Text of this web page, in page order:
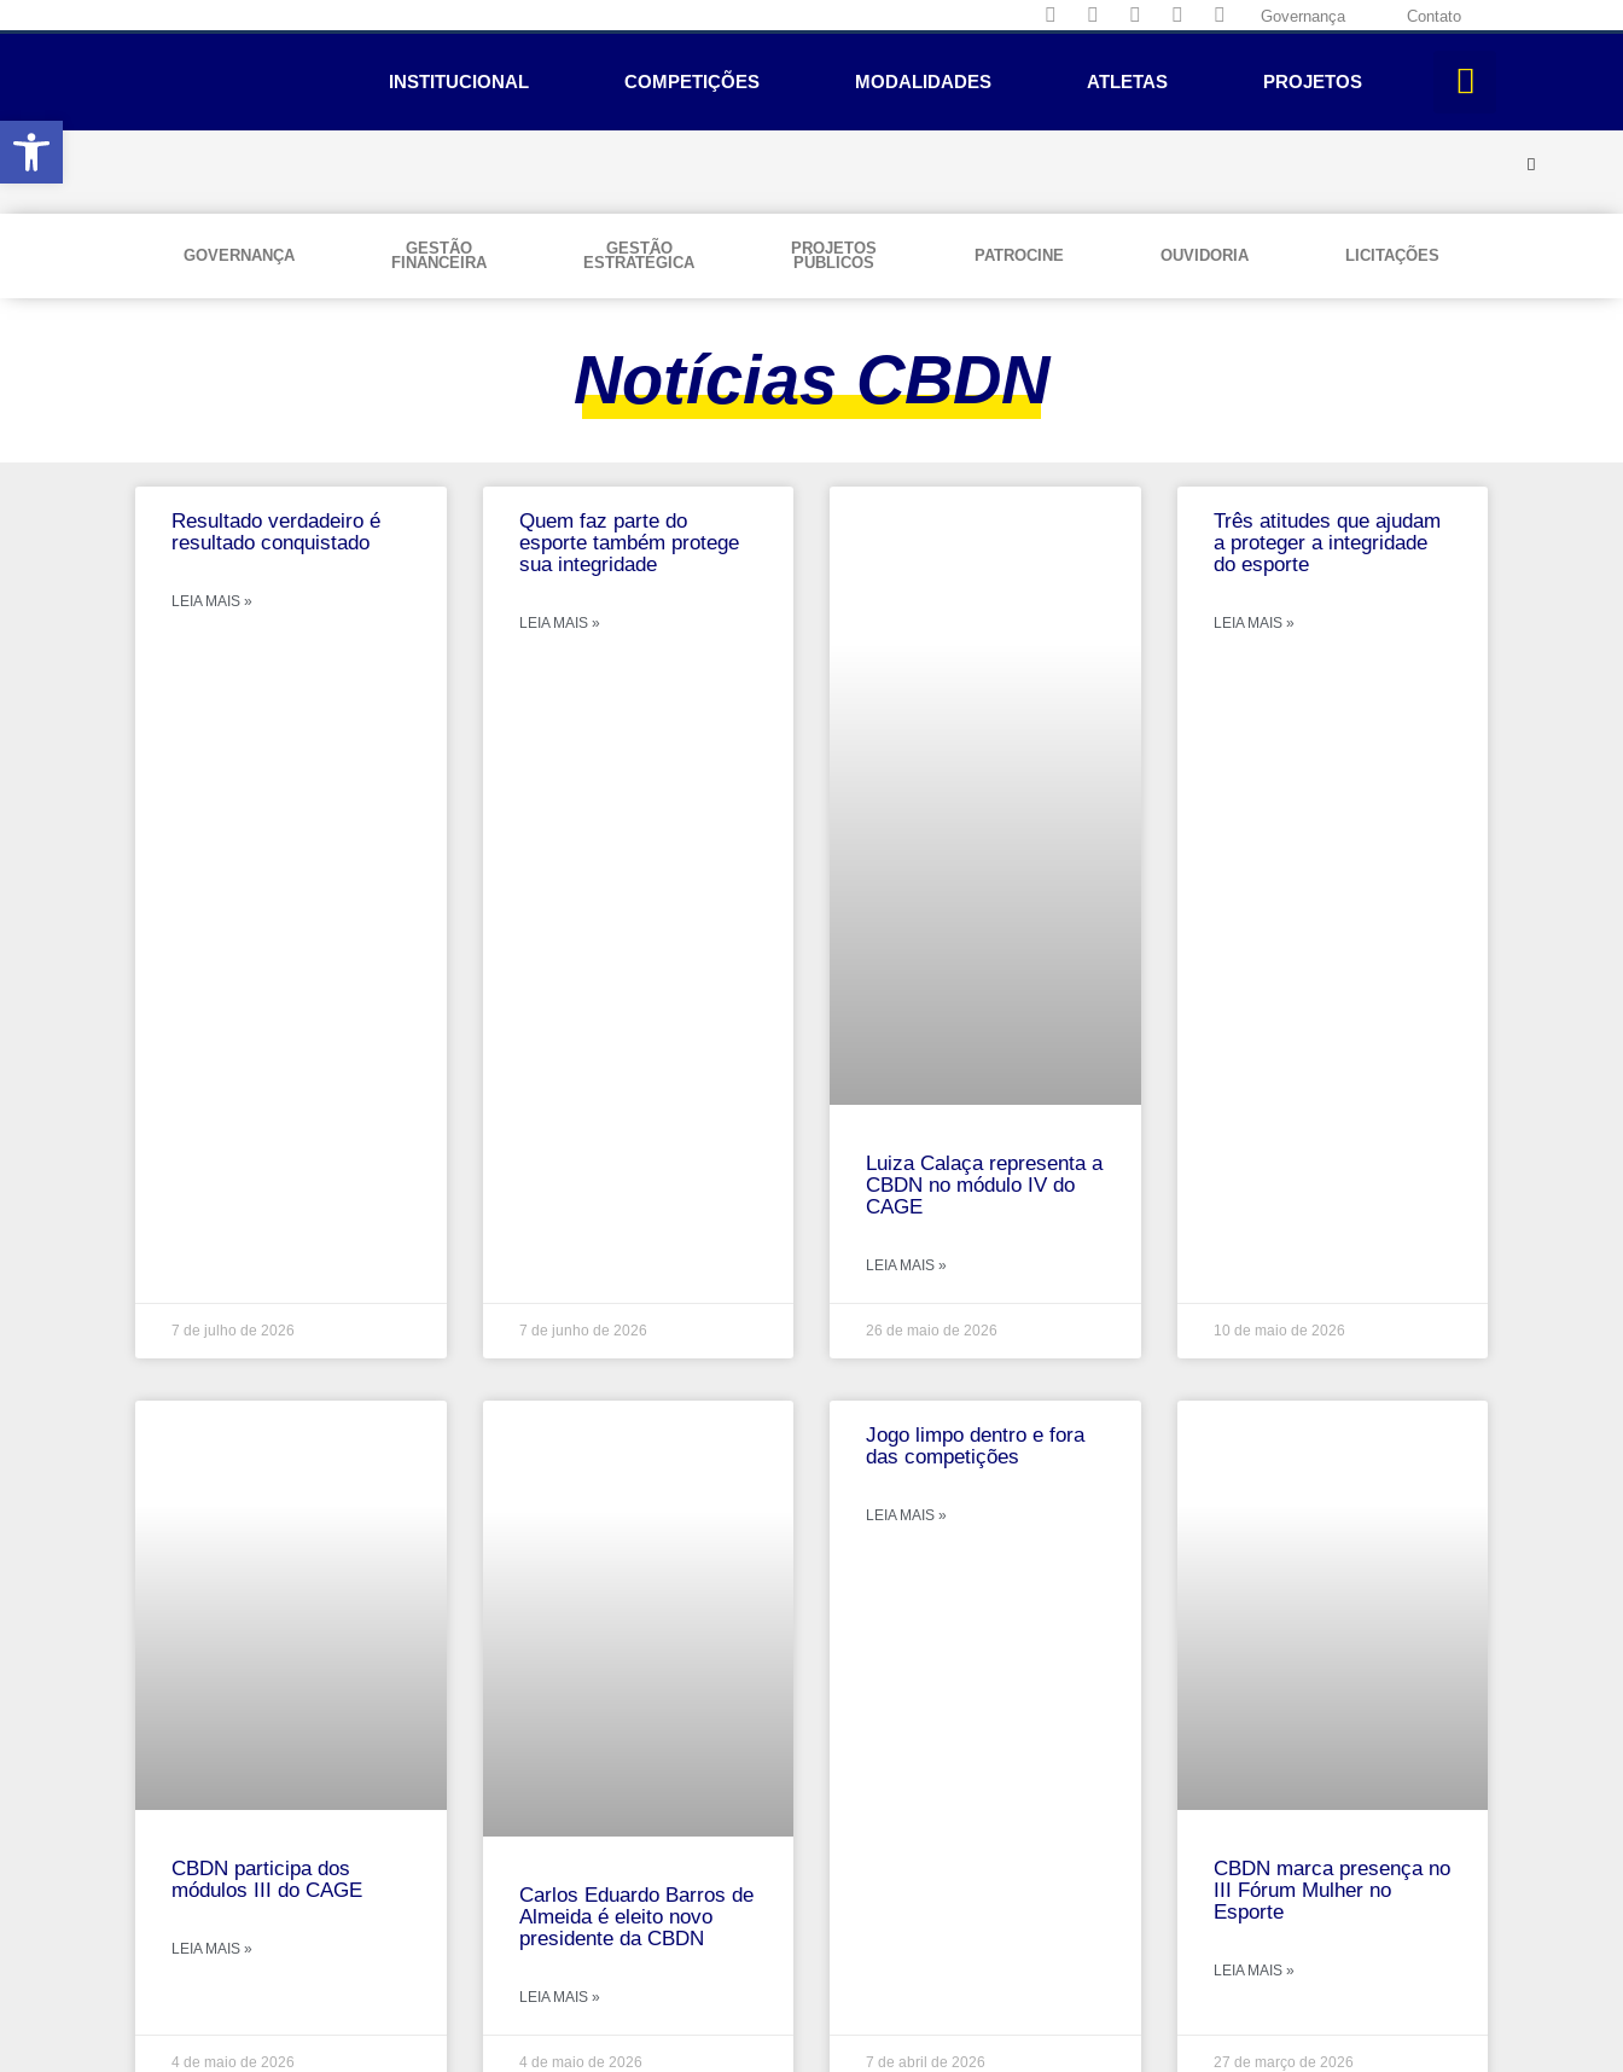
Abrir a barra de ferramentas
Governança Contato
INSTITUCIONAL COMPETIÇÕES MODALIDADES ATLETAS PROJETOS
GOVERNANÇA
GESTÃO
FINANCEIRA
GESTÃO
ESTRATÉGICA
PROJETOS
PÚBLICOS
PATROCINE OUVIDORIA LICITAÇÕES
Notícias CBDN
Resultado verdadeiro é
resultado conquistado
LEIA MAIS »
7 de julho de 2026
Quem faz parte do
esporte também protege
sua integridade
LEIA MAIS »
7 de junho de 2026
Luiza Calaça representa a
CBDN no módulo IV do
CAGE
LEIA MAIS »
26 de maio de 2026
Três atitudes que ajudam
a proteger a integridade
do esporte
LEIA MAIS »
10 de maio de 2026
CBDN participa dos
módulos III do CAGE
LEIA MAIS »
4 de maio de 2026
Carlos Eduardo Barros de
Almeida é eleito novo
presidente da CBDN
LEIA MAIS »
4 de maio de 2026
Jogo limpo dentro e fora
das competições
LEIA MAIS »
7 de abril de 2026
CBDN marca presença no
III Fórum Mulher no
Esporte
LEIA MAIS »
27 de março de 2026